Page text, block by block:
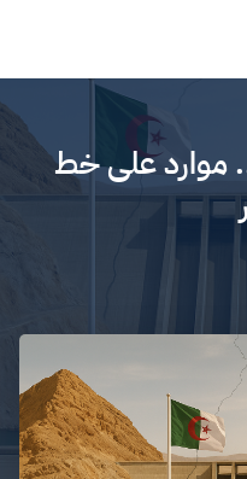
موارد على خط